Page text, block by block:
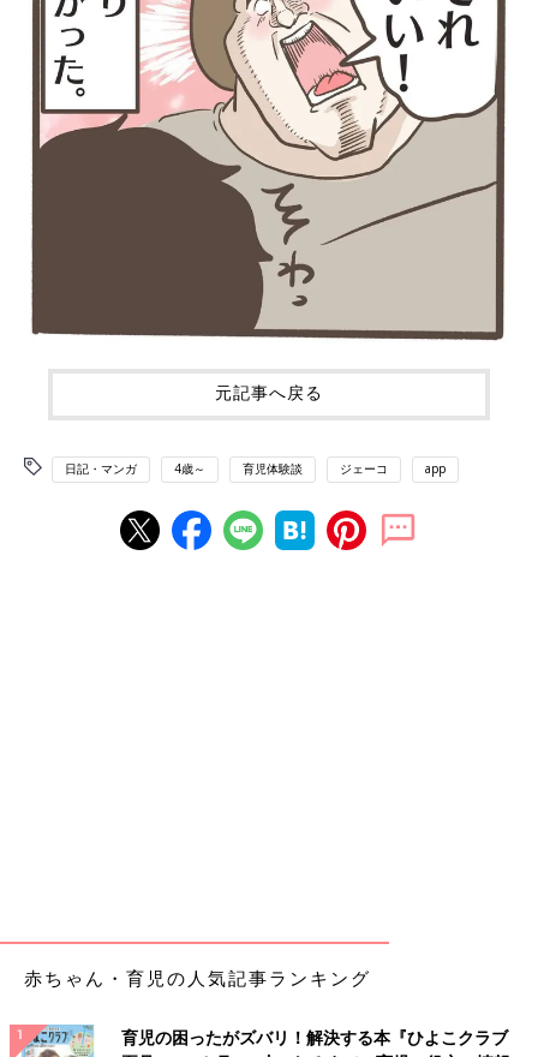
元記事へ戻る
日記・マンガ 4歳～ 育児体験談 ジェーコ app
赤ちゃん・育児の人気記事ランキング
育児の困ったがズバリ！解決する本『ひよこクラブ